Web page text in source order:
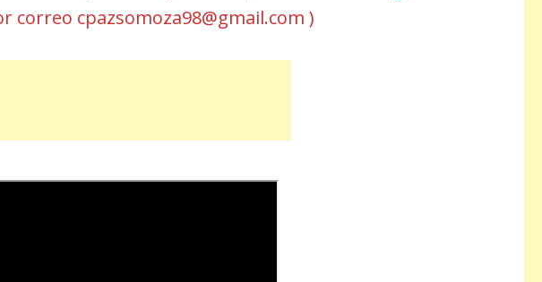
correo cpazsomoza98@gmail.com )